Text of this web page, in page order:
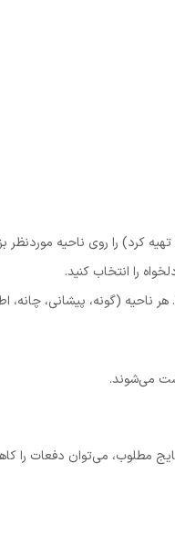
کرد) را روی ناحیه موردنظر
را انتخاب کنید.
ناحیه (گونه، پیشانی،
می‌شوند.